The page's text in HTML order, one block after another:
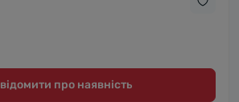
про наявність